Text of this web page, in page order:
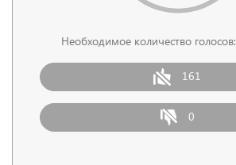
Необходимое количество голосов:
161
0